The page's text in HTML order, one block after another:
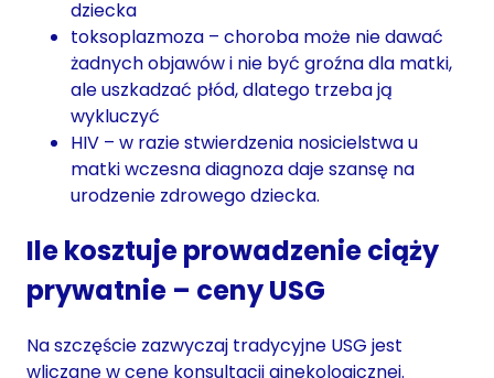
dziecka
toksoplazmoza – choroba może nie dawać
żadnych objawów i nie być groźna dla matki,
ale uszkadzać płód, dlatego trzeba ją
wykluczyć
HIV – w razie stwierdzenia nosicielstwa u
matki wczesna diagnoza daje szansę na
urodzenie zdrowego dziecka.
Ile kosztuje prowadzenie ciąży
prywatnie – ceny USG
Na szczęście zazwyczaj tradycyjne USG jest
wliczane w cenę konsultacji ginekologicznej.